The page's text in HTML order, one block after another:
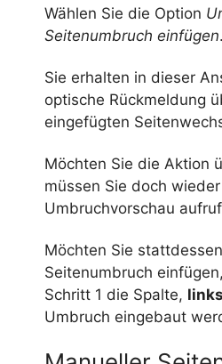
Wählen Sie die Option
Seitenumbruch einfügen.
Sie erhalten in dieser
optische Rückmeldung
eingefügten
Möchten Sie die Aktion
müssen Sie doch
Umbruchvorschau
Möchten Sie
Seitenumbruch
Schritt 1 die Spalte, links
Umbruch eingebaut